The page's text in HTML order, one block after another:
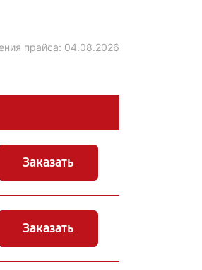
прайса: 04.08.2026
Заказать
Заказать